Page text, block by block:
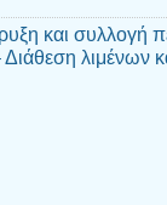
και συλλογή
λιμένων